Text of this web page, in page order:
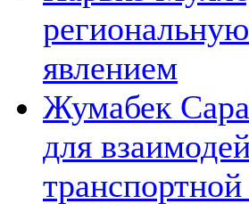
явлением
Жумабек
для